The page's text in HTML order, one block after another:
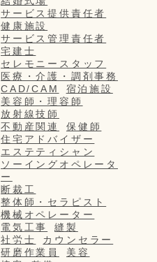
サービス提供責任者
健康施設
サービス管理責任者
宅建士
セレモニースタッフ
医療・介護・調剤事務
CAD/CAM
宿泊施設
美容師・理容師
放射線技師
不動産関連
保健師
住宅アドバイザー
エステティシャン
ソーイングオペレータ
ー
断裁工
整体師・セラピスト
機械オペレーター
電気工事
縫製
社労士
カウンセラー
研磨作業員
美容